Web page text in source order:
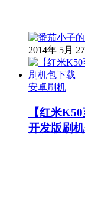
2014年 5月
安卓刷机
【红米
开发版刷